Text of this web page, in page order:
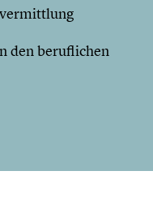
den beruflichen